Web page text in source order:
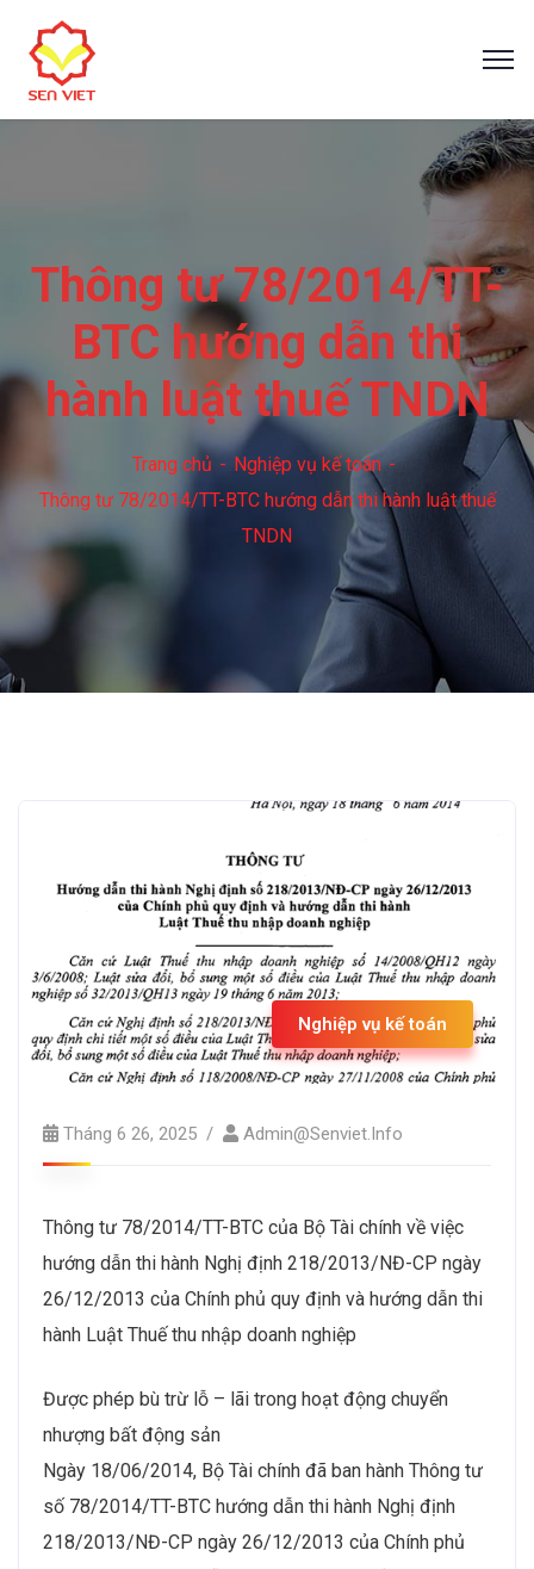
Thông tư 78/2014/TT-
BTC hướng dẫn thi
hành luật thuế TNDN
Trang chủ
Nghiệp vụ kế toán
Thông tư 78/2014/TT-BTC hướng dẫn thi hành luật thuế
TNDN
Nghiệp vụ kế toán
Tháng 6 26, 2025 Admin@senviet.info
Thông tư 78/2014/TT-BTC của Bộ Tài chính về việc
hướng dẫn thi hành Nghị định 218/2013/NĐ-CP ngày
26/12/2013 của Chính phủ quy định và hướng dẫn thi
hành Luật Thuế thu nhập doanh nghiệp
Được phép bù trừ lỗ – lãi trong hoạt động chuyển
nhượng bất động sản
Ngày 18/06/2014, Bộ Tài chính đã ban hành Thông tư
số 78/2014/TT-BTC hướng dẫn thi hành Nghị định
218/2013/NĐ-CP ngày 26/12/2013 của Chính phủ